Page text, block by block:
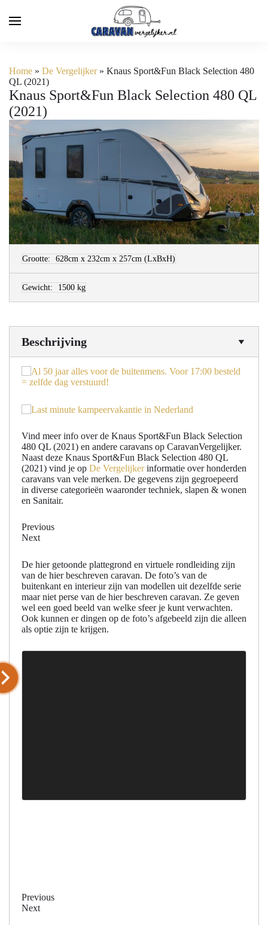
Home » De Vergelijker» Knaus Sport&Fun Black Selection 480
QL (2021)
Knaus Sport&Fun Black Selection 480 QL
(2021)
Grootte: 628cm x 232cm x 257cm (LxBxH)
Gewicht: 1500 kg
Beschrijving
Vind meer info over de Knaus Sport&Fun Black Selection
480 QL (2021) en andere caravans op CaravanVergelijker.
Naast deze Knaus Sport&Fun Black Selection 480 QL
(2021) vind je op De Vergelijkerinformatie over honderden
caravans van vele merken. De gegevens zijn gegroepeerd
in diverse categorieën waaronder techniek, slapen & wonen
en Sanitair.
Previous
Next
De hier getoonde plattegrond en virtuele rondleiding zijn
van de hier beschreven caravan. De foto’s van de
buitenkant en interieur zijn van modellen uit dezelfde serie
maar niet perse van de hier beschreven caravan. Ze geven
wel een goed beeld van welke sfeer je kunt verwachten.
Ook kunnen er dingen op de foto’s afgebeeld zijn die alleen
als optie zijn te krijgen.
Previous
Next